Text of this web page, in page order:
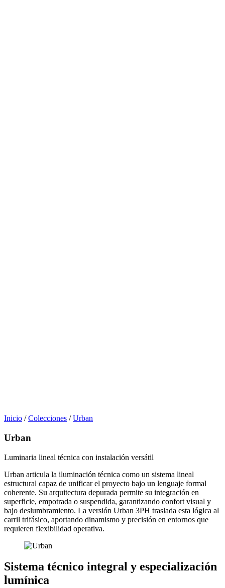
Inicio / Colecciones / Urban
Urban
Luminaria lineal técnica con instalación versátil
Urban articula la iluminación técnica como un sistema lineal
estructural capaz de unificar el proyecto bajo un lenguaje formal
coherente. Su arquitectura depurada permite su integración en
superficie, empotrada o suspendida, garantizando confort visual y
bajo deslumbramiento. La versión Urban 3PH traslada esta lógica al
carril trifásico, aportando dinamismo y precisión en entornos que
requieren flexibilidad operativa.
Sistema técnico integral y especialización
lumínica